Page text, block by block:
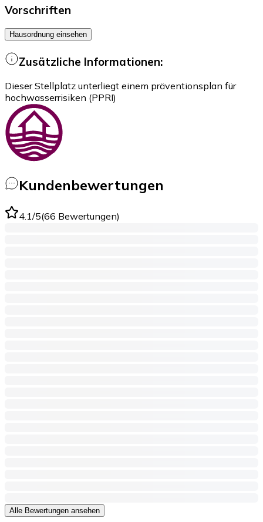
Vorschriften
Hausordnung einsehen
Zusätzliche Informationen:
Dieser Stellplatz unterliegt einem präventionsplan für
hochwasserrisiken (PPRI)
Kundenbewertungen
4.1/5(66 Bewertungen)
Alle Bewertungen ansehen